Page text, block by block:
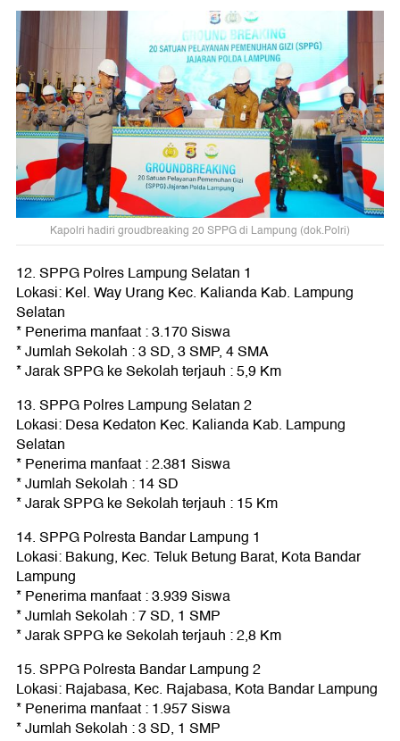
Kapolri hadiri groudbreaking 20 SPPG di Lampung (dok.Polri)
12. SPPG Polres Lampung Selatan 1
Lokasi: Kel. Way Urang Kec. Kalianda Kab. Lampung
Selatan
* Penerima manfaat : 3.170 Siswa
* Jumlah Sekolah : 3 SD, 3 SMP, 4 SMA
* Jarak SPPG ke Sekolah terjauh : 5,9 Km
13. SPPG Polres Lampung Selatan 2
Lokasi: Desa Kedaton Kec. Kalianda Kab. Lampung
Selatan
* Penerima manfaat : 2.381 Siswa
* Jumlah Sekolah : 14 SD
* Jarak SPPG ke Sekolah terjauh : 15 Km
14. SPPG Polresta Bandar Lampung 1
Lokasi: Bakung, Kec. Teluk Betung Barat, Kota Bandar
Lampung
* Penerima manfaat : 3.939 Siswa
* Jumlah Sekolah : 7 SD, 1 SMP
* Jarak SPPG ke Sekolah terjauh : 2,8 Km
15. SPPG Polresta Bandar Lampung 2
Lokasi: Rajabasa, Kec. Rajabasa, Kota Bandar Lampung
* Penerima manfaat : 1.957 Siswa
* Jumlah Sekolah : 3 SD, 1 SMP